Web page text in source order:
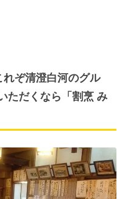
ぞ清澄白河のグル
ただくなら「割烹 み